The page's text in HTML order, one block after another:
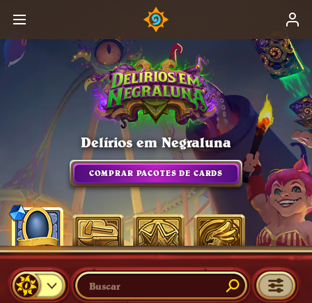
Delírios em Negraluna
COMPRAR PACOTES DE CARDS